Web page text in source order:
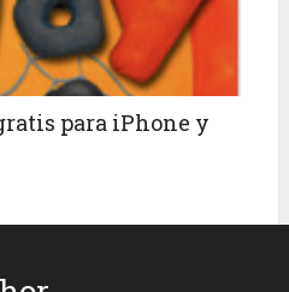
para iPhone y